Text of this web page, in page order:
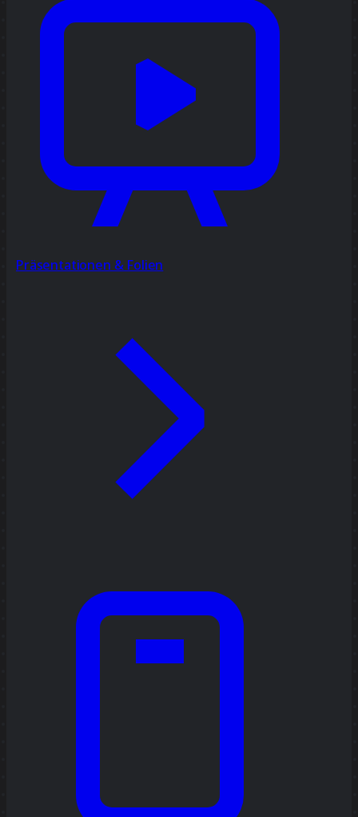
Präsentationen & Folien